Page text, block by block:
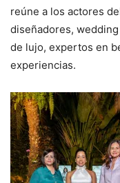
reúne a los actores
diseñadores,
de lujo, expertos en
experiencias.